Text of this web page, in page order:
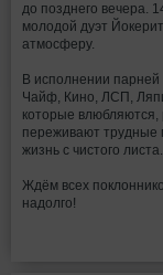
до позднего вечера.
молодой дуэт
атмосферу.
В исполнении парней
Чайф, Кино, ЛСП,
которые влюбляются,
переживают трудные
жизнь с чистого листа.
Ждём всех
надолго!